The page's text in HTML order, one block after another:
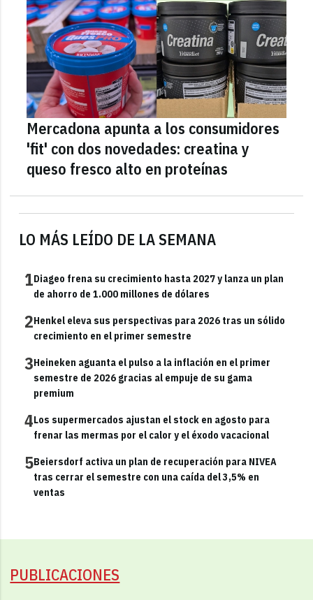
LO MÁS LEÍDO DE LA SEMANA
1Diageo frena su crecimiento hasta 2027 y lanza un plan
de ahorro de 1.000 millones de dólares
2Henkel eleva sus perspectivas para 2026 tras un sólido
crecimiento en el primer semestre
3Heineken aguanta el pulso a la inflación en el primer
semestre de 2026 gracias al empuje de su gama
premium
4Los supermercados ajustan el stock en agosto para
frenar las mermas por el calor y el éxodo vacacional
5Beiersdorf activa un plan de recuperación para NIVEA
tras cerrar el semestre con una caída del 3,5% en
ventas
Mercadona apunta a los consumidores
'fit' con dos novedades: creatina y
queso fresco alto en proteínas
PUBLICACIONES